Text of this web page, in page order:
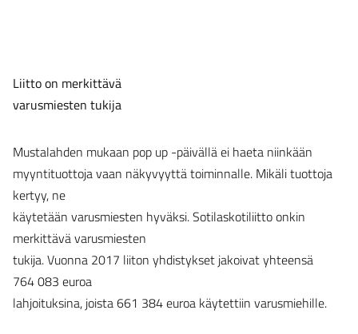
Liitto on merkittävä
varusmiesten tukija
Mustalahden mukaan pop up -päivällä ei haeta niinkään
myyntituottoja vaan näkyvyyttä toiminnalle. Mikäli tuottoja
kertyy, ne
käytetään varusmiesten hyväksi. Sotilaskotiliitto onkin
merkittävä varusmiesten
tukija. Vuonna 2017 liiton yhdistykset jakoivat yhteensä
764 083 euroa
lahjoituksina, joista 661 384 euroa käytettiin varusmiehille.